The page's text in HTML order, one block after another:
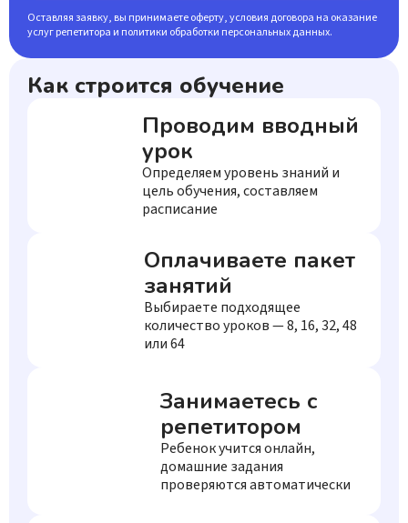
Оставляя заявку, вы принимаете оферту, условия договора на оказание
услуг репетитора и политики обработки персональных данных.
Как строится обучение
Проводим вводный
урок
Определяем уровень знаний и
цель обучения, составляем
расписание
Оплачиваете пакет
занятий
Выбираете подходящее
количество уроков — 8, 16, 32, 48
или 64
Занимаетесь с
репетитором
Ребенок учится онлайн,
домашние задания
проверяются автоматически